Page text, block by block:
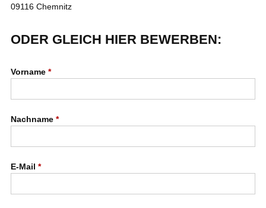
09116 Chemnitz
ODER GLEICH HIER BEWERBEN:
Vorname *
Nachname *
E-Mail *